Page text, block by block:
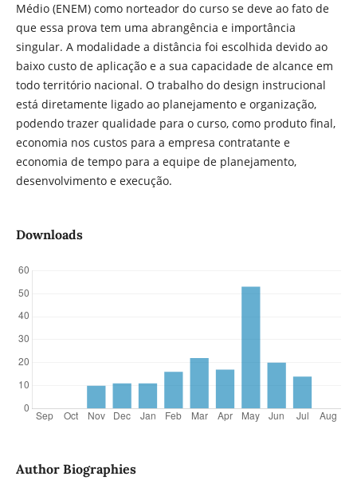
Médio (ENEM) como norteador do curso se deve ao fato de
que essa prova tem uma abrangência e importância
singular. A modalidade a distância foi escolhida devido ao
baixo custo de aplicação e a sua capacidade de alcance em
todo território nacional. O trabalho do design instrucional
está diretamente ligado ao planejamento e organização,
podendo trazer qualidade para o curso, como produto final,
economia nos custos para a empresa contratante e
economia de tempo para a equipe de planejamento,
desenvolvimento e execução.
Downloads
Author Biographies